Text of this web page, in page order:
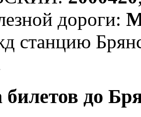
дороги:
станцию
до